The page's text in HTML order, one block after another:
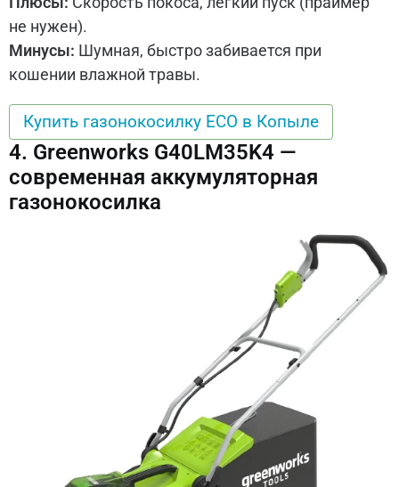
не нужен).
Минусы: Шумная, быстро забивается при
кошении влажной травы.
Купить газонокосилку ECO в Копыле
4. Greenworks G40LM35K4 —
современная аккумуляторная
газонокосилка